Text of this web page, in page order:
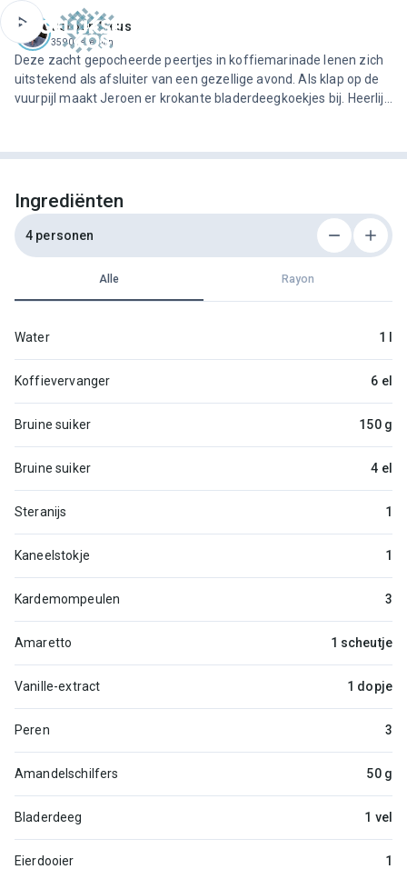
Jeroen Meus
3590 recepten
Deze zacht gepocheerde peertjes in koffiemarinade lenen zich
uitstekend als afsluiter van een gezellige avond. Als klap op de
vuurpijl maakt Jeroen er krokante bladerdeegkoekjes bij. Heerlijk
Ingrediënten
4 personen
Alle Rayon
Water 1 l
Koffievervanger 6 el
Bruine suiker 150 g
Bruine suiker 4 el
Steranijs 1
Kaneelstokje 1
Kardemompeulen 3
Amaretto 1 scheutje
Vanille-extract 1 dopje
Peren 3
Amandelschilfers 50 g
Bladerdeeg 1 vel
Eierdooier 1